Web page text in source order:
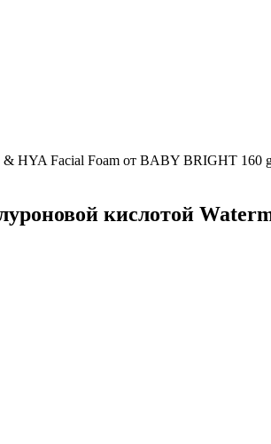
HYA Facial Foam от BABY BRIGHT 160
кислотой